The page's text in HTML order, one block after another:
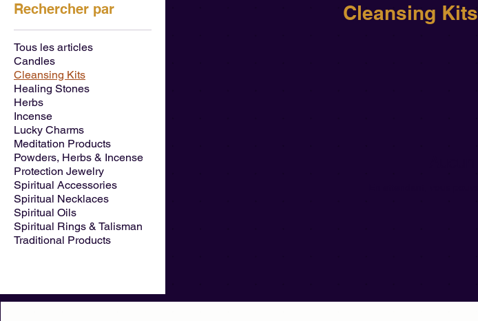
Rechercher par
Tous les articles
Candles
Cleansing Kits
Healing Stones
Herbs
Incense
Lucky Charms
Meditation Products
Powders, Herbs & Incense
Protection Jewelry
Spiritual Accessories
Spiritual Necklaces
Spiritual Oils
Spiritual Rings & Talisman
Traditional Products
Cleansing Kits